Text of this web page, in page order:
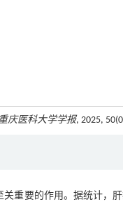
庆医科大学学报, 2025,
重要的作用。据统计，